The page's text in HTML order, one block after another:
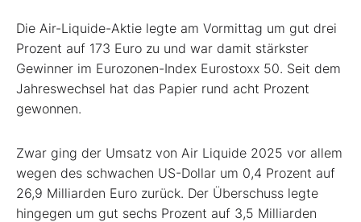
Die Air-Liquide-Aktie legte am Vormittag um gut drei
Prozent auf 173 Euro zu und war damit stärkster
Gewinner im Eurozonen-Index Eurostoxx 50. Seit dem
Jahreswechsel hat das Papier rund acht Prozent
gewonnen.
Zwar ging der Umsatz von Air Liquide 2025 vor allem
wegen des schwachen US-Dollar um 0,4 Prozent auf
26,9 Milliarden Euro zurück. Der Überschuss legte
hingegen um gut sechs Prozent auf 3,5 Milliarden